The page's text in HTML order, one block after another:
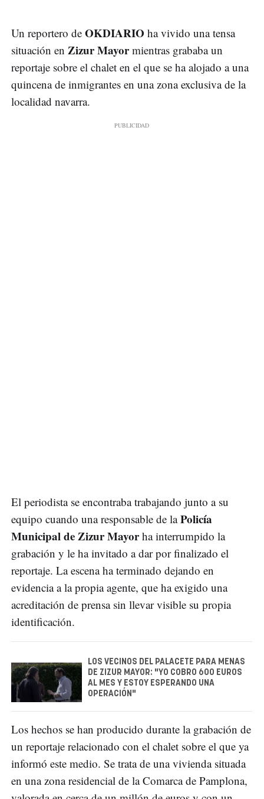
Un reportero de OKDIARIO ha vivido una tensa
situación en Zizur Mayormientras grababa un
reportaje sobre el chalet en el que se ha alojado a una
quincena de inmigrantes en una zona exclusiva de la
localidad navarra.
El periodista se encontraba trabajando junto a su
equipo cuando una responsable de laPolicía
Municipal de Zizur Mayorha interrumpido la
grabación y le ha invitado a dar por finalizado el
reportaje. La escena ha terminado dejando en
evidencia a la propia agente, que ha exigido una
acreditación de prensa sin llevar visible su propia
identificación.
LOS VECINOS DEL PALACETE PARA MENAS
DE ZIZUR MAYOR: "YO COBRO 600 EUROS
AL MES Y ESTOY ESPERANDO UNA
OPERACIÓN"
Los hechos se han producido durante la grabación de
un reportaje relacionado con el chalet sobre el que ya
informó este medio. Se trata de una vivienda situada
en una zona residencial de la Comarca de Pamplona,